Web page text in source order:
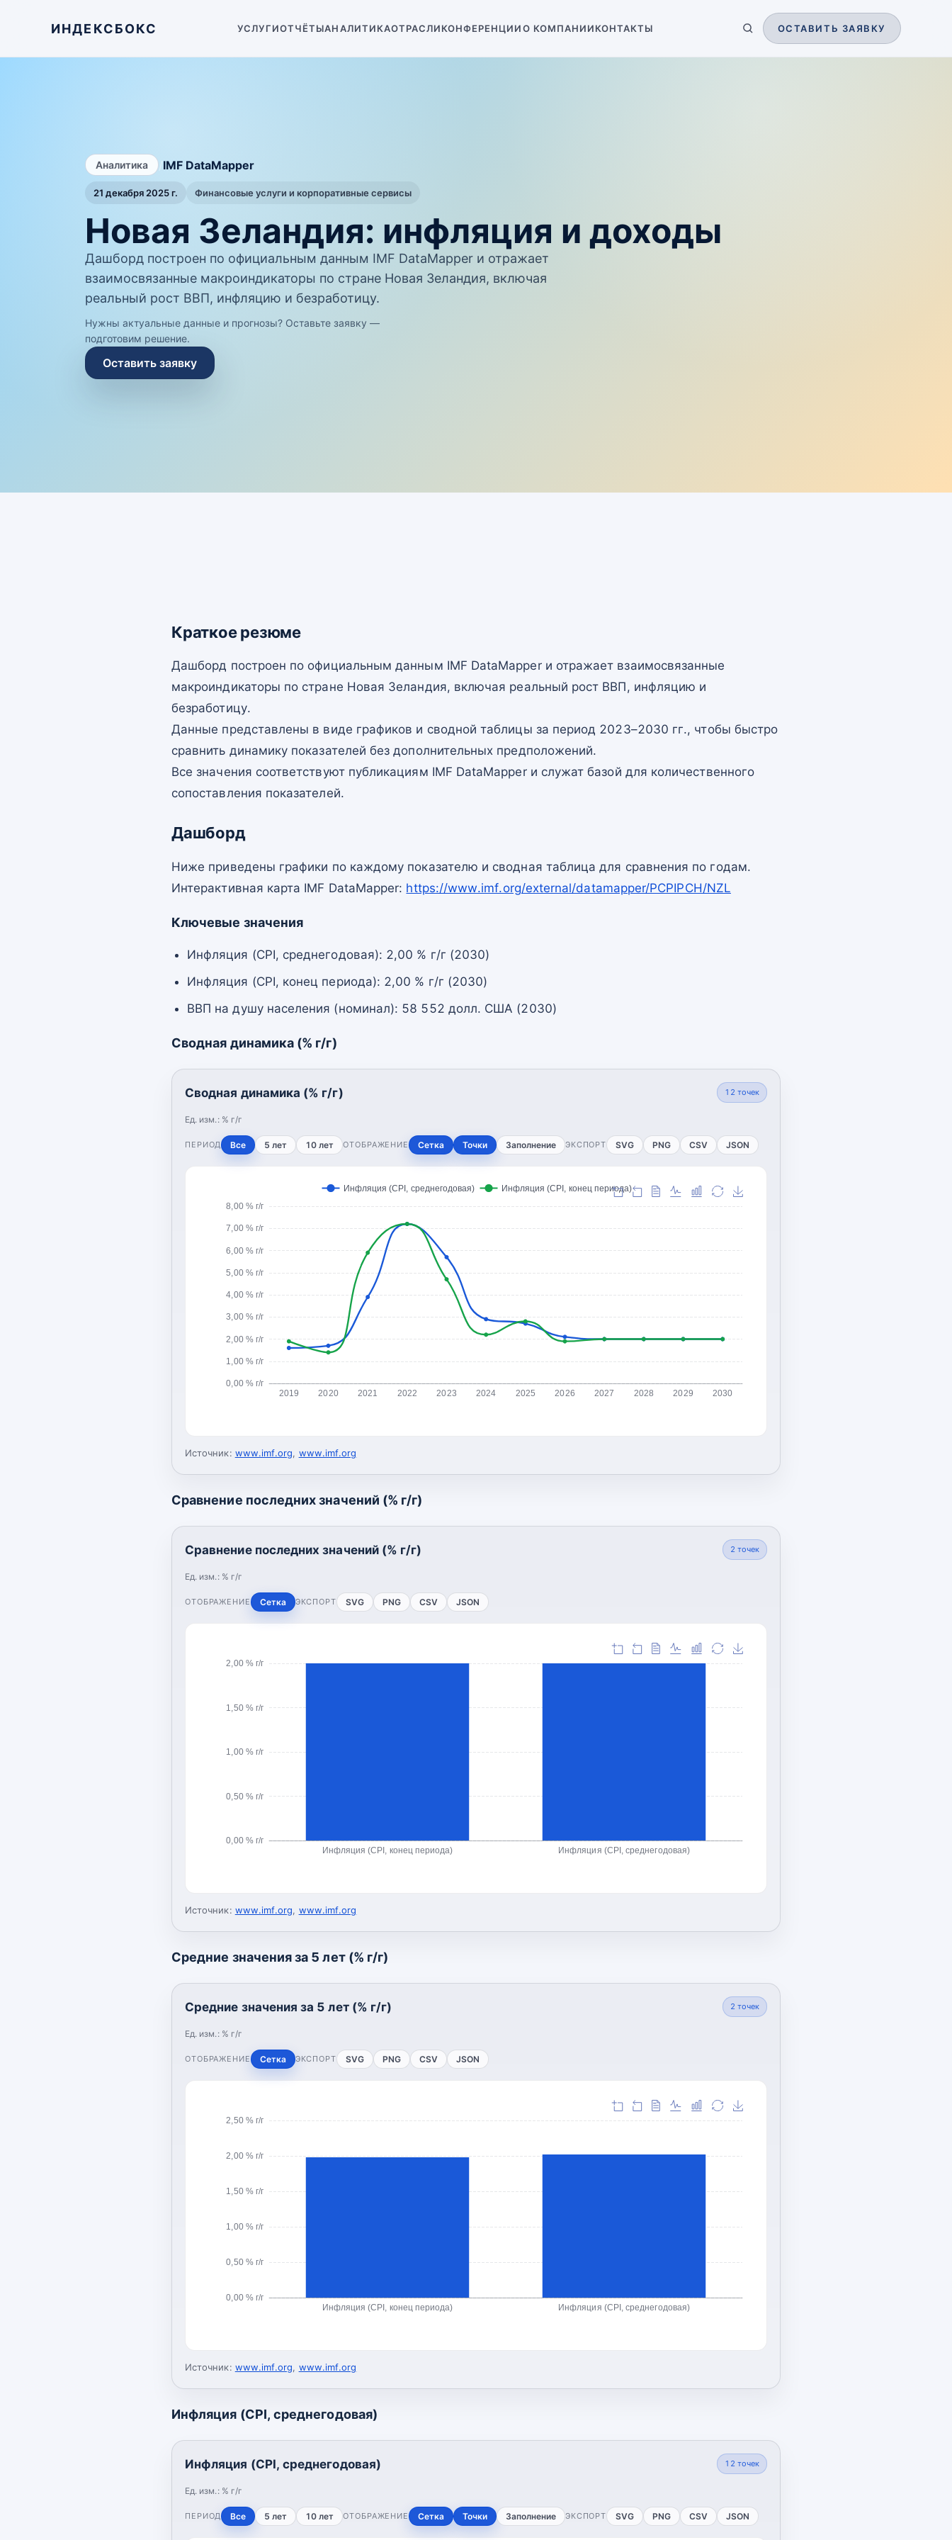
ИНДЕКСБОКС УСЛУГИОТЧЁТЫАНАЛИТИКАОТРАСЛИКОНФЕРЕНЦИИО КОМПАНИИКОНТАКТЫ ОСТАВИТЬ ЗАЯВКУ
Аналитика /IMF DataMapper
21 декабря 2025 г. Финансовые услуги и корпоративные сервисы
Новая Зеландия: инфляция и доходы
Дашборд построен по официальным данным IMF DataMapper и отражает
взаимосвязанные макроиндикаторы по стране Новая Зеландия, включая
реальный рост ВВП, инфляцию и безработицу.
Нужны актуальные данные и прогнозы? Оставьте заявку —
подготовим решение.
Оставить заявку
Краткое резюме
Дашборд построен по официальным данным IMF DataMapper и отражает взаимосвязанные
макроиндикаторы по стране Новая Зеландия, включая реальный рост ВВП, инфляцию и
безработицу.
Данные представлены в виде графиков и сводной таблицы за период 2023–2030 гг., чтобы быстро
сравнить динамику показателей без дополнительных предположений.
Все значения соответствуют публикациям IMF DataMapper и служат базой для количественного
сопоставления показателей.
Дашборд
Ниже приведены графики по каждому показателю и сводная таблица для сравнения по годам.
Интерактивная карта IMF DataMapper: https://www.imf.org/external/datamapper/PCPIPCH/NZL
Ключевые значения
Инфляция (CPI, среднегодовая): 2,00 % г/г (2030)
Инфляция (CPI, конец периода): 2,00 % г/г (2030)
ВВП на душу населения (номинал): 58 552 долл. США (2030)
Сводная динамика (% г/г)
Сводная динамика (% г/г)
Ед. изм.: % г/г
12 точек
ПЕРИОД Все 5 лет 10 лет ОТОБРАЖЕНИЕ Сетка Точки Заполнение ЭКСПОРТ SVG PNG CSV JSON
0,00 % г/г
1,00 % г/г
2,00 % г/г
3,00 % г/г
4,00 % г/г
5,00 % г/г
6,00 % г/г
7,00 % г/г
8,00 % г/г
2019 2020 2021 2022 2023 2024 2025 2026 2027 2028 2029 2030
Инфляция (CPI, среднегодовая) Инфляция (CPI, конец периода)
Источник: www.imf.org, www.imf.org
Сравнение последних значений (% г/г)
Сравнение последних значений (% г/г)
Ед. изм.: % г/г
2 точек
ОТОБРАЖЕНИЕ Сетка ЭКСПОРТ SVG PNG CSV JSON
0,00 % г/г
0,50 % г/г
1,00 % г/г
1,50 % г/г
2,00 % г/г
Инфляция (CPI, конец периода) Инфляция (CPI, среднегодовая)
Источник: www.imf.org, www.imf.org
Средние значения за 5 лет (% г/г)
Средние значения за 5 лет (% г/г)
Ед. изм.: % г/г
2 точек
ОТОБРАЖЕНИЕ Сетка ЭКСПОРТ SVG PNG CSV JSON
0,00 % г/г
0,50 % г/г
1,00 % г/г
1,50 % г/г
2,00 % г/г
2,50 % г/г
Инфляция (CPI, конец периода) Инфляция (CPI, среднегодовая)
Источник: www.imf.org, www.imf.org
Инфляция (CPI, среднегодовая)
Инфляция (CPI, среднегодовая)
Ед. изм.: % г/г
12 точек
ПЕРИОД Все 5 лет 10 лет ОТОБРАЖЕНИЕ Сетка Точки Заполнение ЭКСПОРТ SVG PNG CSV JSON